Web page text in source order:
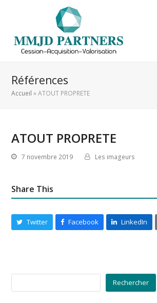
Références
Accueil »ATOUT PROPRETE
ATOUT PROPRETE
7 novembre 2019 Les imageurs
Share This
Twitter Facebook LinkedIn
Rechercher